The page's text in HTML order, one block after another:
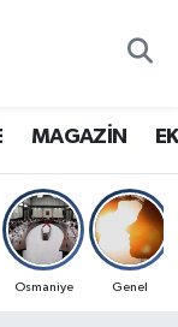
MAGAZİN
Osmaniye Genel